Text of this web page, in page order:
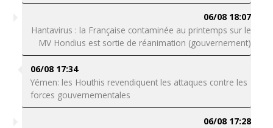
06/08 18:07
Hantavirus : la Française contaminée au printemps sur le
MV Hondius est sortie de réanimation (gouvernement)
06/08 17:34
Yémen: les Houthis revendiquent les attaques contre les
forces gouvernementales
06/08 17:28